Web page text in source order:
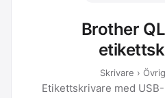
Brother
Skrivare ›
Etikettskrivare med